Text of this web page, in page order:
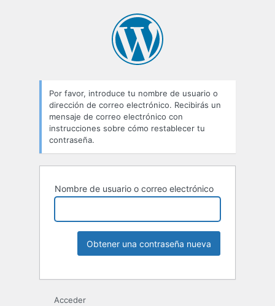
Por favor, introduce tu nombre de usuario o
dirección de correo electrónico. Recibirás un
mensaje de correo electrónico con
instrucciones sobre cómo restablecer tu
contraseña.
Nombre de usuario o correo electrónico
Acceder